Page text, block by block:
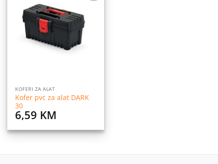
KOFERI ZA ALAT
Kofer pvc za alat DARK
30
6,59 KM